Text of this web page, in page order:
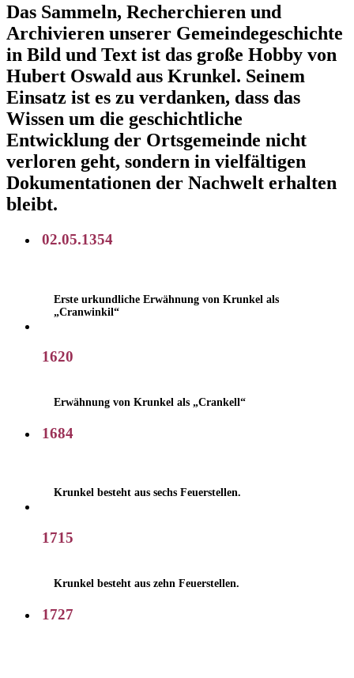
Das Sammeln, Recherchieren und
Archivieren unserer Gemeindegeschichte
in Bild und Text ist das große Hobby von
Hubert Oswald aus Krunkel. Seinem
Einsatz ist es zu verdanken, dass das
Wissen um die geschichtliche
Entwicklung der Ortsgemeinde nicht
verloren geht, sondern in vielfältigen
Dokumentationen der Nachwelt erhalten
bleibt.
02.05.1354
Erste urkundliche Erwähnung von Krunkel als
„Cranwinkil“
1620
Erwähnung von Krunkel als „Crankell“
1684
Krunkel besteht aus sechs Feuerstellen.
1715
Krunkel besteht aus zehn Feuerstellen.
1727